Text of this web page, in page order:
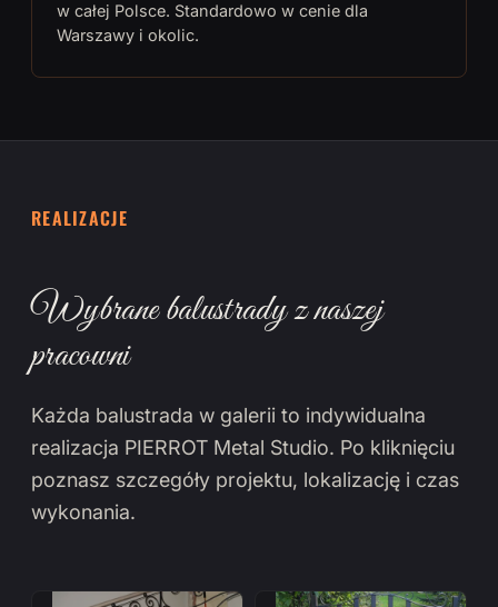
w całej Polsce. Standardowo w cenie dla
Warszawy i okolic.
REALIZACJE
Wybrane balustrady z naszej
pracowni
Każda balustrada w galerii to indywidualna
realizacja PIERROT Metal Studio. Po kliknięciu
poznasz szczegóły projektu, lokalizację i czas
wykonania.